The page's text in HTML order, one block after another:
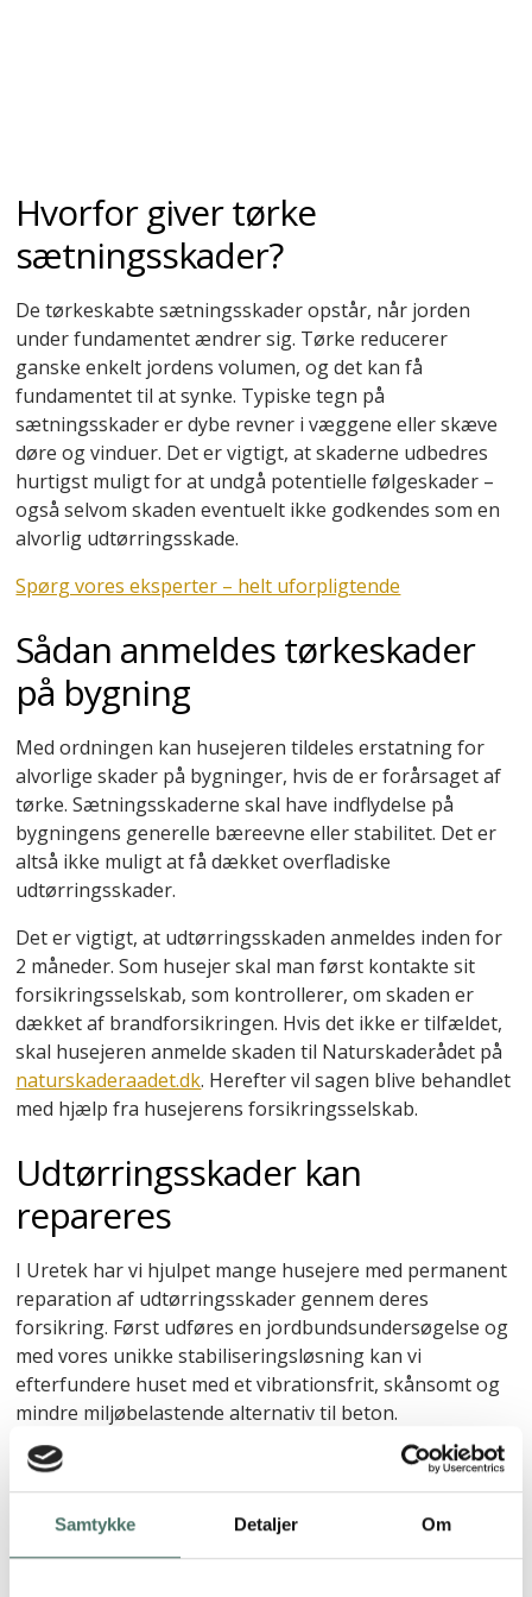
Samtykke Detaljer Om
Hvorfor giver tørke
sætningsskader?
De tørkeskabte sætningsskader opstår, når jorden
under fundamentet ændrer sig. Tørke reducerer
ganske enkelt jordens volumen, og det kan få
fundamentet til at synke. Typiske tegn på
sætningsskader er dybe revner i væggene eller skæve
døre og vinduer. Det er vigtigt, at skaderne udbedres
hurtigst muligt for at undgå potentielle følgeskader –
også selvom skaden eventuelt ikke godkendes som en
alvorlig udtørringsskade.
Spørg vores eksperter – helt uforpligtende
Sådan anmeldes tørkeskader
på bygning
Med ordningen kan husejeren tildeles erstatning for
alvorlige skader på bygninger, hvis de er forårsaget af
tørke. Sætningsskaderne skal have indflydelse på
bygningens generelle bæreevne eller stabilitet. Det er
altså ikke muligt at få dækket overfladiske
udtørringsskader.
Det er vigtigt, at udtørringsskaden anmeldes inden for
2 måneder. Som husejer skal man først kontakte sit
forsikringsselskab, som kontrollerer, om skaden er
dækket af brandforsikringen. Hvis det ikke er tilfældet,
skal husejeren anmelde skaden til Naturskaderådet på
naturskaderaadet.dk. Herefter vil sagen blive behandlet
med hjælp fra husejerens forsikringsselskab.
Udtørringsskader kan
repareres
I Uretek har vi hjulpet mange husejere med permanent
reparation af udtørringsskader gennem deres
forsikring. Først udføres en jordbundsundersøgelse og
med vores unikke stabiliseringsløsning kan vi
efterfundere huset med et vibrationsfrit, skånsomt og
mindre miljøbelastende alternativ til beton.
Vores unikke fremgangsmåde er designet til at løfte og
stabilisere fundamentet ved at udfylde underliggende
hulrum. Afhængig af den enkelte skade, bruger vi en